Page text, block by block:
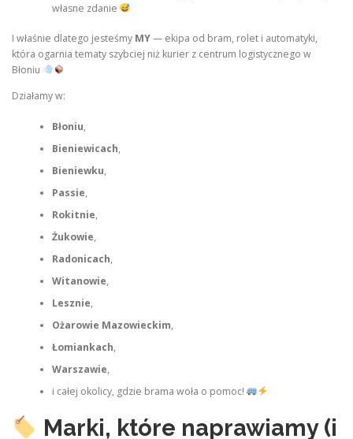
własne zdanie
I właśnie dlatego jesteśmy MY— ekipa od bram, rolet i automatyki,
która ogarnia tematy szybciej niż kurier z centrum logistycznego w
Błoniu
Działamy w:
Błoniu,
Bieniewicach,
Bieniewku,
Passie,
Rokitnie,
Żukowie,
Radonicach,
Witanowie,
Lesznie,
Ożarowie Mazowieckim,
Łomiankach,
Warszawie,
i całej okolicy, gdzie brama woła o pomoc!
Marki, które naprawiamy (i